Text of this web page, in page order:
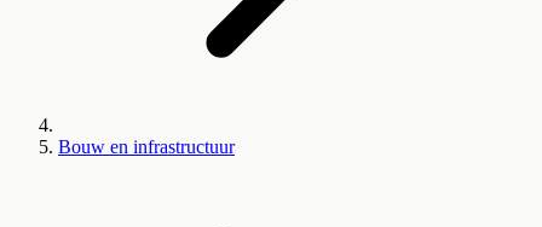
Bouw en infrastructuur